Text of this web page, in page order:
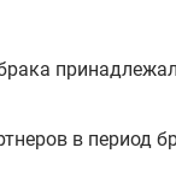
в период